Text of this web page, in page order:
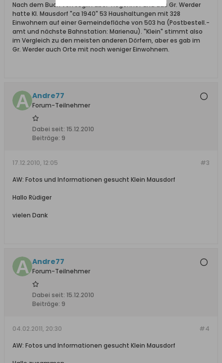
Nach dem Buch von Jeglin über Tiegenhof und das Gr. Werder
hatte Kl. Mausdorf "ca 1940" 53 Haushaltungen mit 328
Einwohnern auf einer Gemeindefläche von 503 ha (Postbestell.-
amt und nächste Bahnstation: Marienau). "Klein" stimmt also
im Vergleich zu den meisten anderen Dörfern, aber es gab im
Gr. Werder auch Orte mit noch weniger Einwohnern.
Andre77
Forum-Teilnehmer
Dabei seit: 15.12.2010
Beiträge: 9
#3
17.12.2010, 12:05
AW: Fotos und Informationen gesucht Klein Mausdorf
Hallo Rüdiger
vielen Dank
Andre77
Forum-Teilnehmer
Dabei seit: 15.12.2010
Beiträge: 9
#4
04.02.2011, 20:30
AW: Fotos und Informationen gesucht Klein Mausdorf